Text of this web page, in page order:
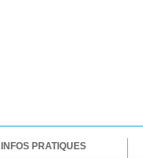
INFOS PRATIQUES